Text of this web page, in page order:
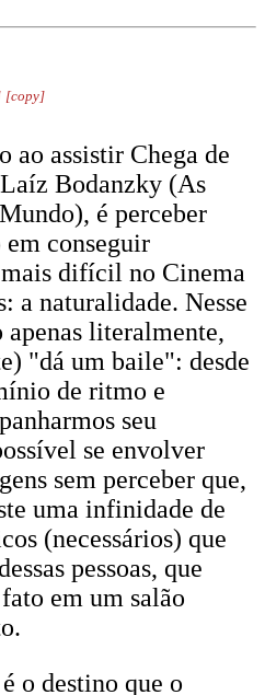
[copy]
ao assistir Chega de
Bodanzky (As
é perceber
conseguir
difícil no Cinema
a naturalidade. Nesse
literalmente,
"dá um baile": desde
de ritmo e
seu
se envolver
sem perceber que,
uma infinidade de
(necessários) que
pessoas, que
em um salão
o destino que o